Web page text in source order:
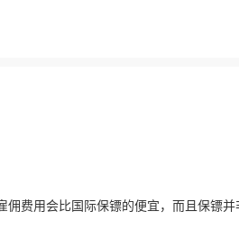
费用会比国际保镖的便宜，而且保镖